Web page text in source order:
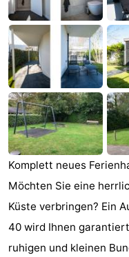
Joossesweg
-
Kustlicht
-
Meerpaal
-
Strandcamping
Valkenisse
-
Zee,
Bos
en
Duin
Hotels
Zimmer
(mit
Frühstück)
Lastminutes
Strand
Komplett neues
Möchten Sie eine
Küste verbringen? Ein
40 wird Ihnen
ruhigen und kleinen